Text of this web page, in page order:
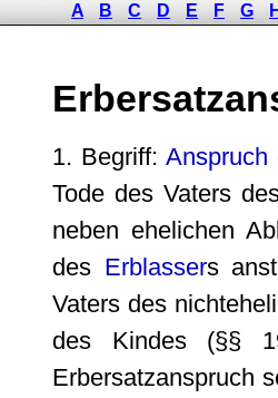
A B C D E F G
1. Begriff: Anspruch
Tode des Vaters
neben ehelichen
des Erblassers
Vaters des
des Kindes (§§
Erbersatzanspruch